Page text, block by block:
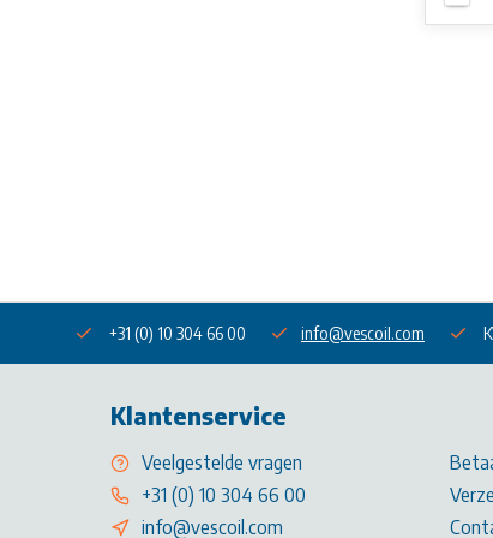
+31 (0) 10 304 66 00 info@vescoil.com
Klantenservice
Veelgestelde vragen
+31 (0) 10 304 66 00
info@vescoil.com